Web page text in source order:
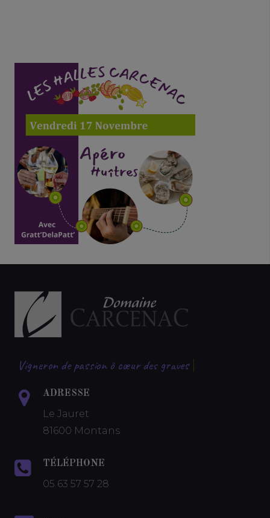
Vigneron de passion ô cœur des graves |
ADRESSE
Le Jauret
81600 Montans
TÉLÉPHONE
05 63 57 57 28